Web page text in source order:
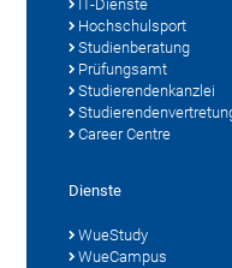
IT-Dienste
Hochschulsport
Studienberatung
Prüfungsamt
Studierendenkanzlei
Career Centre
Dienste
WueStudy
WueCampus